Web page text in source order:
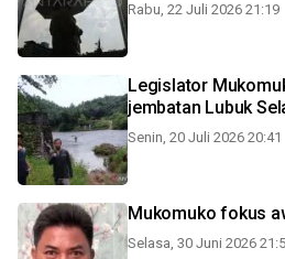
Rabu, 22 Juli 2026 21:19
Legislator
jembatan Lubuk
Senin, 20 Juli 2026 20:41
Mukomuko fokus
Selasa, 30 Juni 2026